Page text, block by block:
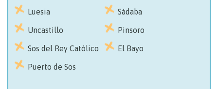
Luesia
Uncastillo
Sos del Rey Católico
Puerto de Sos
Sádaba
Pinsoro
El Bayo